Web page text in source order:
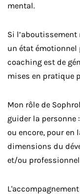
mental.
Si
un état
coaching est de
mises en pratique
Mon rôle de
guider la personne
ou encore, pour en
dimensions du
et/ou